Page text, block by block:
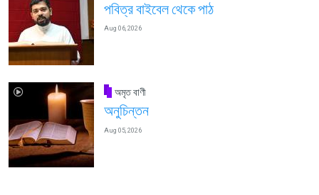
পবিত্র বাইবেল থেকে পাঠ
Aug 06, 2026
অমৃত বাণী
অনুচিন্তন
Aug 05, 2026